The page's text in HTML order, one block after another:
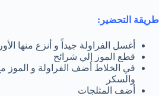
طريقة التحضير:
أغسل الفراولة جيداً و أنزع منها
قطع الموز إلي شرائح
في الخلاط أضف الفراولة و الموز
والسكر
أضف المثلجات